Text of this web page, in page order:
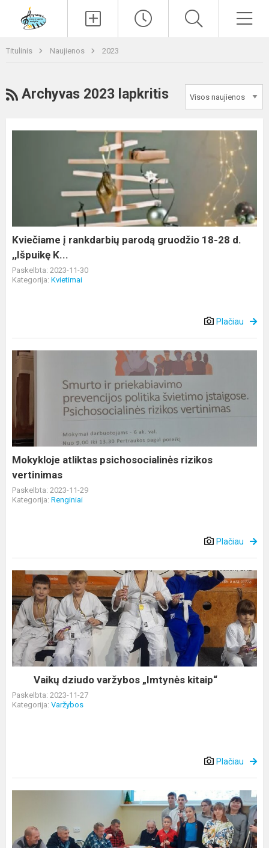
Titulinis Naujienos 2023
RSS
Archyvas 2023 lapkritis
d.
,,Išpuikę
K...
Kviečiame į rankdarbių parodą gruodžio 18-28 d.
,,Išpuikę K...
Paskelbta: 2023-11-30
Kategorija: Kvietimai
Plačiau
Mokykloje
atliktas
psichosocialinės
vertinimas
Mokykloje atliktas psichosocialinės rizikos
vertinimas
Paskelbta: 2023-11-29
Kategorija: Renginiai
Plačiau
Vaikų
dziudo
varžybos
„Imtynės
kitaip“
Vaikų dziudo varžybos „Imtynės kitaip“
Paskelbta: 2023-11-27
Kategorija: Varžybos
Plačiau
namuose
bendras